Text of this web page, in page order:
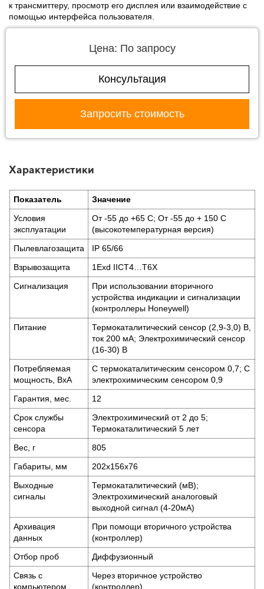
к трансмиттеру, просмотр его дисплея или взаимодействие с
помощью интерфейса пользователя.
Цена: По запросу
Консультация
Запросить стоимость
Характеристики
Показатель
Значение
Условия
эксплуатации
От -55 до +65 С; От -55 до + 150 С
(высокотемпературная версия)
Пылевлагозащита
IP 65/66
Взрывозащита
1Exd IICT4…T6X
Сигнализация
При использовании вторичного
устройства индикации и сигнализации
(контроллеры Honeywell)
Питание
Термокаталитический сенсор (2,9-3,0) В,
ток 200 мА; Электрохимический сенсор
(16-30) В
Потребляемая
мощность, ВхА
С термокаталитическим сенсором 0,7; С
электрохимическим сенсором 0,9
Гарантия, мес.
12
Срок службы
сенсора
Электрохимический от 2 до 5;
Термокаталитический 5 лет
Вес, г
805
Габариты, мм
202х156х76
Выходные
сигналы
Термокаталитический (мВ);
Электрохимический аналоговый
выходной сигнал (4-20мА)
Архивация
данных
При помощи вторичного устройства
(контроллер)
Отбор проб
Диффузионный
Связь с
компьютером
Через вторичное устройство
(контроллер)